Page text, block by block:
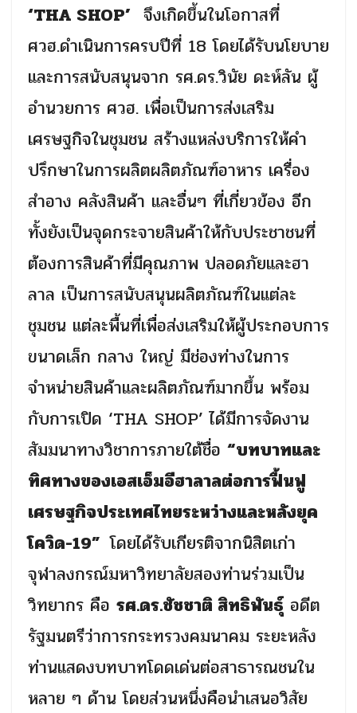
‘THA SHOP’ จึงเกิดขึ้นในโอกาสที่
ศวฮ.ดำเนินการครบปีที่ 18 โดยได้รับนโยบาย
และการสนับสนุนจาก รศ.ดร.วินัย ดะห์ลัน ผู้
อำนวยการ ศวฮ. เพื่อเป็นการส่งเสริม
เศรษฐกิจในชุมชน สร้างแหล่งบริการให้คำ
ปรึกษาในการผลิตผลิตภัณฑ์อาหาร เครื่อง
สำอาง คลังสินค้า และอื่นๆ ที่เกี่ยวข้อง อีก
ทั้งยังเป็นจุดกระจายสินค้าให้กับประชาชนที่
ต้องการสินค้าที่มีคุณภาพ ปลอดภัยและฮา
ลาล เป็นการสนับสนุนผลิตภัณฑ์ในแต่ละ
ชุมชน แต่ละพื้นที่เพื่อส่งเสริมให้ผู้ประกอบการ
ขนาดเล็ก กลาง ใหญ่ มีช่องท่างในการ
จำหน่ายสินค้าและผลิตภัณฑ์มากขึ้น พร้อม
กับการเปิด ‘THA SHOP’ได้มีการจัดงาน
สัมมนาทางวิชาการภายใต้ชื่อ “บทบาทและ
ทิศทางของเอสเอ็มอีฮาลาลต่อการฟื้นฟู
เศรษฐกิจประเทศไทยระหว่างและหลังยุค
โควิด-19”โดยได้รับเกียรติจากนิสิตเก่า
จุฬาลงกรณ์มหาวิทยาลัยสองท่านร่วมเป็น
วิทยากร คือ รศ.ดร.ชัชชาติ สิทธิพันธุ์ อดีต
รัฐมนตรีว่าการกระทรวงคมนาคม ระยะหลัง
ท่านแสดงบทบาทโดดเด่นต่อสาธารณชนใน
หลาย ๆ ด้าน โดยส่วนหนึ่งคือนำเสนอวิสัย